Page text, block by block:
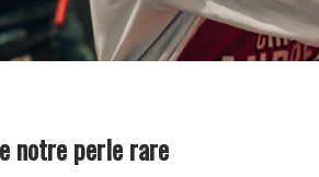
notre perle rare